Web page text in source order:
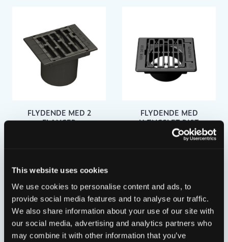
This website uses cookies
We use cookies to personalise content and ads, to
provide social media features and to analyse our traffic.
We also share information about your use of our site with
our social media, advertising and analytics partners who
may combine it with other information that you’ve
FLYDENDE MED 2
FLANGER
FLYDENDE MED
HÆNGSLET RIST
UFR2020-SP